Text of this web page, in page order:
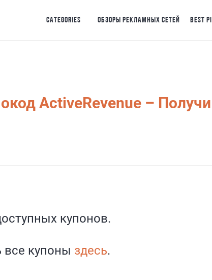
CATEGORIES ОБЗОРЫ РЕКЛАМНЫХ СЕТЕЙ BEST
ActiveRevenue –
купонов.
купоны здесь.